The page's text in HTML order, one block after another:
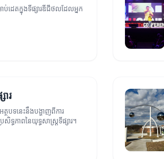
ាប់ដេតក្នុងទីផ្សារឌីជីថលដែលអ្នក
ារ
ថបទនេះនឹងបង្ហាញពីការ
សិទ្ធភាពនៃយុទ្ធសាស្ត្រទីផ្សារ។